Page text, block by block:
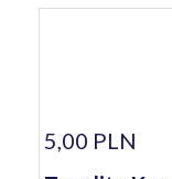
5,00 PLN